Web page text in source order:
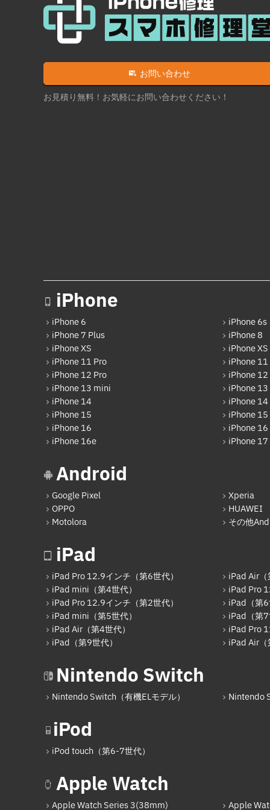
お問い合わせ
お見積り無料！お気軽にお問い合わせください！
iPhone
iPhone 6
iPhone 6s
iPhone 7 Plus
iPhone 8
iPhone XS
iPhone
iPhone 11 Pro
iPhone 11
iPhone 12 Pro
iPhone
iPhone 13 mini
iPhone 13
iPhone 14
iPhone 14
iPhone 15
iPhone 15
iPhone 16
iPhone 16
iPhone 16e
iPhone 17
Android
Google Pixel
Xperia
OPPO
HUAWEI
Motolora
その他
iPad
iPad Pro 12.9インチ（第6世代）
iPad Air
iPad mini（第4世代）
iPad Pro
iPad Pro 12.9インチ（第2世代）
iPad（第
iPad mini（第5世代）
iPad（第
iPad Air（第4世代）
iPad Pro
iPad（第9世代）
iPad Air
Nintendo Switch
Nintendo Switch（有機ELモデル） Nintendo
iPod
iPod touch（第6-7世代）
Apple Watch
Apple Watch Series 3(38mm) Apple